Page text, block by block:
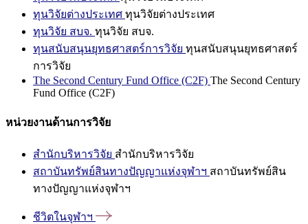
ทุนวิจัยต่างประเทศ ทุนวิจัยต่างประเทศ
ทุนวิจัย สบจ. ทุนวิจัย สบจ.
ทุนสนับสนุนยุทธศาสตร์การวิจัย ทุนสนับสนุนยุทธศาสตร์
การวิจัย
The Second Century Fund Office (C2F) The Second Century
Fund Office (C2F)
หน่วยงานด้านการวิจัย
สำนักบริหารวิจัย สำนักบริหารวิจัย
สถาบันทรัพย์สินทางปัญญาแห่งจุฬาฯ สถาบันทรัพย์สิน
ทางปัญญาแห่งจุฬาฯ
ชีวิตในจุฬาฯ